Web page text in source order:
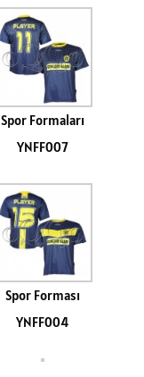
Spor Formaları
YNFF007
Spor Forması
YNFF004